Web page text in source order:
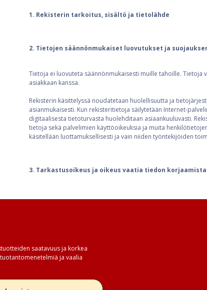
1. Rekisterin tarkoitus, sisältö ja tietolähde
2. Tietojen säännönmukaiset luovutukset ja
Tietoja ei luovuteta säännönmukaisesti muille tahoille. Tietoja
asiakkaan kanssa.
Rekisterin käsittelyssä noudatetaan huolellisuutta ja
asianmukaisesti. Kun rekisteritietoja säilytetään Internet-
digitaalisesta tietoturvasta huolehditaan asiaankuuluvasti.
tietoja sekä palvelimien käyttöoikeuksia ja muita
käsitellään luottamuksellisesti ja vain niiden työntekijöiden
3. Tarkastusoikeus ja oikeus vaatia tiedon
saatavuus ja korkea
ja vaalia